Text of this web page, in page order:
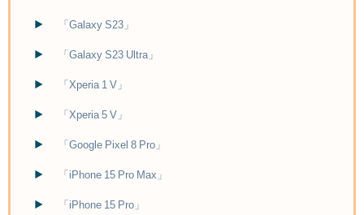
「Galaxy S23」
「Galaxy S23 Ultra」
「Xperia 1 V」
「Xperia 5 V」
「Google Pixel 8 Pro」
「iPhone 15 Pro Max」
「iPhone 15 Pro」